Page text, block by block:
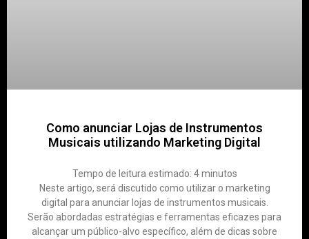
Como anunciar Lojas de Instrumentos
Musicais utilizando Marketing Digital
Tempo de leitura estimado: 4 minutos
Neste artigo, será discutido como utilizar o marketing
digital para anunciar lojas de instrumentos musicais.
Serão abordadas estratégias e ferramentas eficazes para
alcançar um público-alvo específico, além de dicas sobre